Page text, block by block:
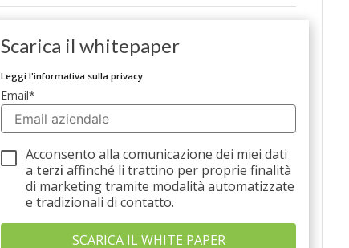
Proptech
Scarica il whitepaper
Leggi l'informativa sulla privacy
Email*
Acconsento alla comunicazione dei miei dati
a terzi affinché li trattino per proprie finalità
di marketing tramite modalità automatizzate
e tradizionali di contatto.